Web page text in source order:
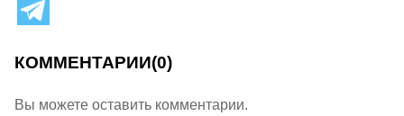
КОММЕНТАРИИ(0)
Вы можете оставить комментарии.